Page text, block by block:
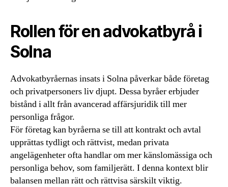
Rollen för en advokatbyrå i
Solna
Advokatbyråernas insats i Solna påverkar både företag
och privatpersoners liv djupt. Dessa byråer erbjuder
bistånd i allt från avancerad affärsjuridik till mer
personliga frågor.
För företag kan byråerna se till att kontrakt och avtal
upprättas tydligt och rättvist, medan privata
angelägenheter ofta handlar om mer känslomässiga och
personliga behov, som familjerätt. I denna kontext blir
balansen mellan rätt och rättvisa särskilt viktig.